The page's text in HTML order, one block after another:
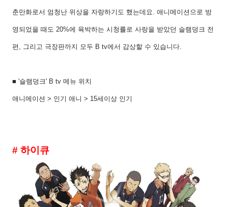
춘만화로서 엄청난 위상을 자랑하기도 했는데요. 애니메이션으로 방
영되었을 때도 20%에 육박하는 시청률로 사랑을 받았던 슬램덩크 전
편, 그리고 극장판까지 모두 B tv에서 감상할 수 있습니다.
■ '슬램덩크' B tv 메뉴 위치
애니메이션 > 인기 애니 > 15세이상 인기
# 하이큐